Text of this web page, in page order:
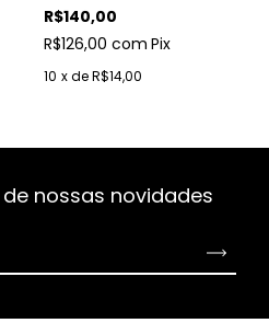
R$140,00
R$126,00 com Pix
10 x deR$14,00
nossas novidades